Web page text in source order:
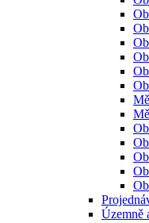
Územně